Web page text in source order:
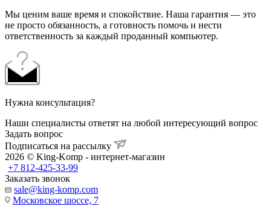
Мы ценим ваше время и спокойствие. Наша гарантия — это
не просто обязанность, а готовность помочь и нести
ответственность за каждый проданный компьютер.
Нужна консультация?
Наши специалисты ответят на любой интересующий вопрос
Задать вопрос
Подписаться на рассылку
2026 © King-Komp - интернет-магазин
+7 812-425-33-99
Заказать звонок
sale@king-komp.com
Московское шоссе, 7